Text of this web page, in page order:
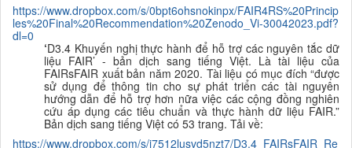
https://www.dropbox.com/s/0bpt6ohsnokinpx/FAIR4RS%20Princip
les%20Final%20Recommendation%20Zenodo_Vi-30042023.pdf?
dl=0
‘D3.4 Khuyến nghị thực hành để hỗ trợ các nguyên tắc dữ
liệu FAIR’ - bản dịch sang tiếng Việt. Là tài liệu của
FAIRsFAIR xuất bản năm 2020. Tài liệu có mục đích “được
sử dụng để thông tin cho sự phát triển các tài nguyên
hướng dẫn để hỗ trợ hơn nữa việc các cộng đồng nghiên
cứu áp dụng các tiêu chuẩn và thực hành dữ liệu FAIR.”
Bản dịch sang tiếng Việt có 53 trang. Tải về:
https://www.dropbox.com/s/j7512lusvd5nzt7/D3.4_FAIRsFAIR_Re